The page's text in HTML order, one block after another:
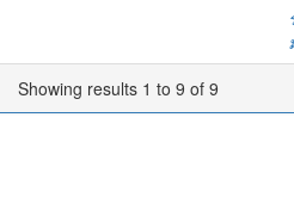
Showing results 1 to 9 of 9